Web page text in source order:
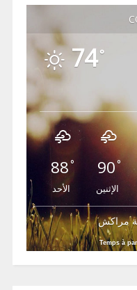
74 °
88°
الأحد
90°
الإثنين
مراكش
Temps à